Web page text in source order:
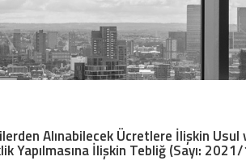
Alınabilecek Ücretlere İlişkin Usul
Yapılmasına İlişkin Tebliğ (Sayı: